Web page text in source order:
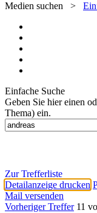
Medien suchen >
Einfache Suche
Geben Sie hier einen
Thema) ein.
Zur Trefferliste
Detailanzeige drucken
Mail versenden
Vorheriger Treffer 11